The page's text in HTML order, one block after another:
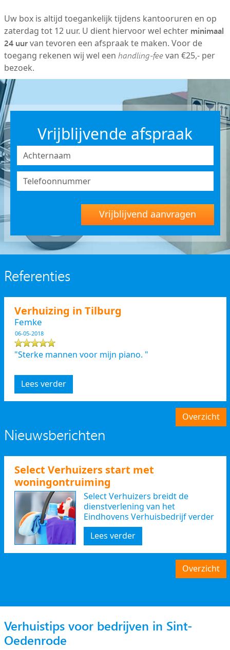
Uw box is altijd toegankelijk tijdens kantooruren en op
zaterdag tot 12 uur. U dient hiervoor wel echter minimaal
24 uurvan tevoren een afspraak te maken. Voor de
toegang rekenen wij wel een handling-feevan €25,- per
bezoek.
Vrijblijvende afspraak
Vrijblijvend aanvragen
Referenties
Verhuizing in Tilburg
Femke
06-05-2018
"Sterke mannen voor mijn piano. "
Lees verder
Overzicht
Nieuwsberichten
Select Verhuizers start met
woningontruiming
Select Verhuizers breidt de
dienstverlening van het
Eindhovens Verhuisbedrijf verder
uit
Lees verder
Overzicht
Verhuistips voor bedrijven in Sint-
Oedenrode